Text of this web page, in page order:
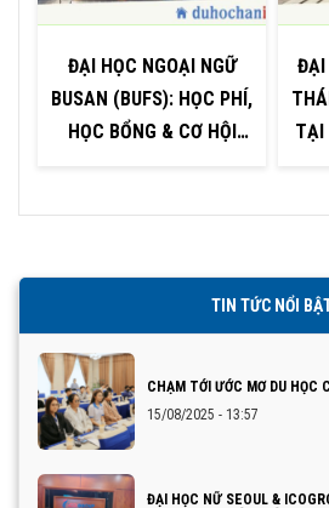
ĐẠI HỌC NGOẠI NGỮ
BUSAN (BUFS): HỌC PHÍ,
HỌC BỔNG & CƠ HỘI
ĐẠI
TẠI
TIN TỨC NỔI
CHẠM TỚI ƯỚC MƠ DU HỌC
15/08/2025 - 13:57
ĐẠI HỌC NỮ SEOUL &